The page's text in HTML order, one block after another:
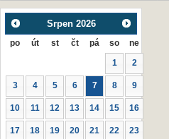
Srpen 2026
po út st čt pá so ne
1 2
3 4 5 6 7 8 9
10 11 12 13 14 15 16
17 18 19 20 21 22 23